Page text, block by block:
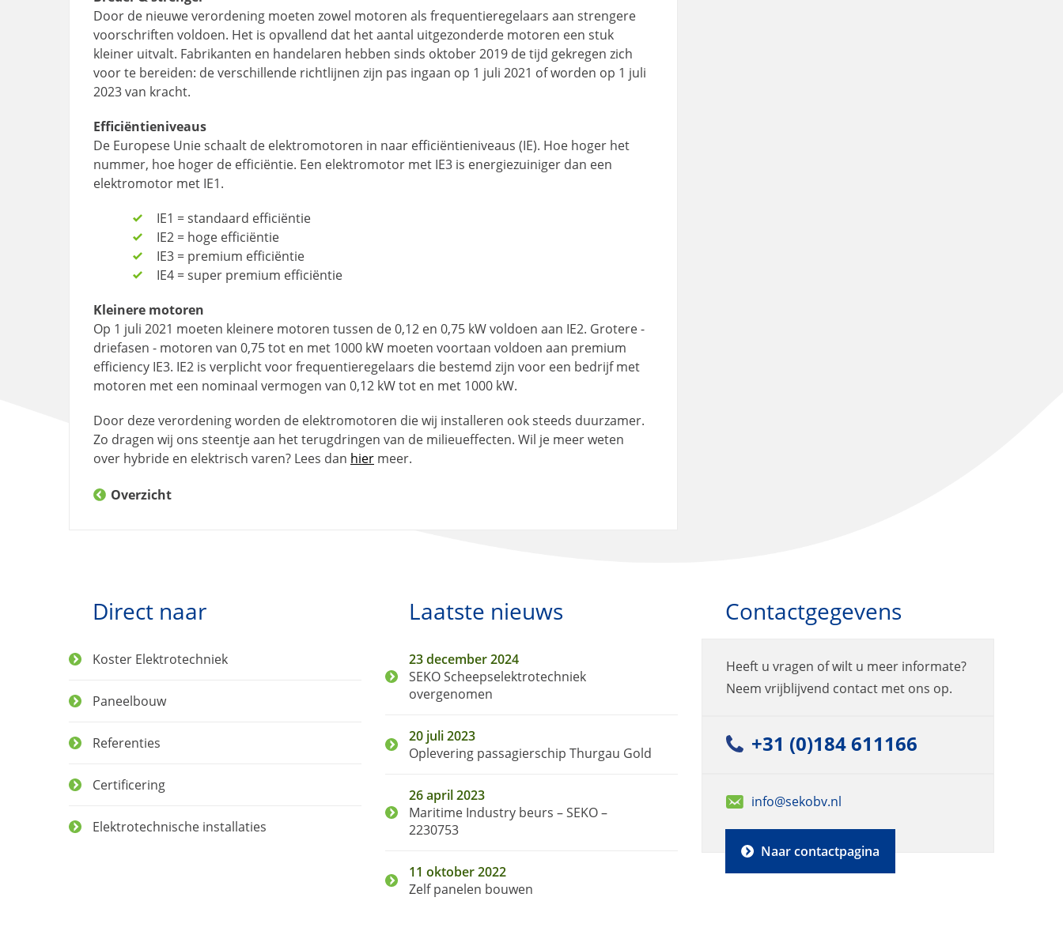
Door de nieuwe verordening moeten zowel motoren als frequentieregelaars aan strengere
voorschriften voldoen. Het is opvallend dat het aantal uitgezonderde motoren een stuk
kleiner uitvalt. Fabrikanten en handelaren hebben sinds oktober 2019 de tijd gekregen zich
voor te bereiden: de verschillende richtlijnen zijn pas ingaan op 1 juli 2021 of worden op 1 juli
2023 van kracht.
Efficiëntieniveaus
De Europese Unie schaalt de elektromotoren in naar efficiëntieniveaus (IE). Hoe hoger het
nummer, hoe hoger de efficiëntie. Een elektromotor met IE3 is energiezuiniger dan een
elektromotor met IE1.
IE1 = standaard efficiëntie
IE2 = hoge efficiëntie
IE3 = premium efficiëntie
IE4 = super premium efficiëntie
Kleinere motoren
Op 1 juli 2021 moeten kleinere motoren tussen de 0,12 en 0,75 kW voldoen aan IE2. Grotere -
driefasen - motoren van 0,75 tot en met 1000 kW moeten voortaan voldoen aan premium
efficiency IE3. IE2 is verplicht voor frequentieregelaars die bestemd zijn voor een bedrijf met
motoren met een nominaal vermogen van 0,12 kW tot en met 1000 kW.
Door deze verordening worden de elektromotoren die wij installeren ook steeds duurzamer.
Zo dragen wij ons steentje aan het terugdringen van de milieueffecten. Wil je meer weten
over hybride en elektrisch varen? Lees dan hier meer.
Overzicht
Direct naar
Koster Elektrotechniek
Paneelbouw
Referenties
Certificering
Elektrotechnische installaties
Laatste nieuws
23 december 2024
SEKO Scheepselektrotechniek
overgenomen
20 juli 2023
Oplevering passagierschip Thurgau Gold
26 april 2023
Maritime Industry beurs – SEKO –
2230753
11 oktober 2022
Zelf panelen bouwen
Contactgegevens
Heeft u vragen of wilt u meer informate?
Neem vrijblijvend contact met ons op.
+31 (0)184 611166
info@sekobv.nl
Naar contactpagina